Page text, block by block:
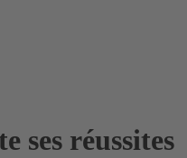
ses réussites